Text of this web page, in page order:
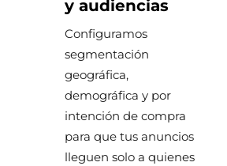
y audiencias
Configuramos
segmentación
geográfica,
demográfica y por
intención de compra
para que tus anuncios
lleguen solo a quienes